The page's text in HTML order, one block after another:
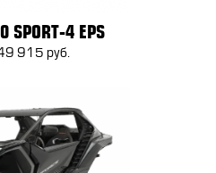
SPORT-4 EPS
915 руб.